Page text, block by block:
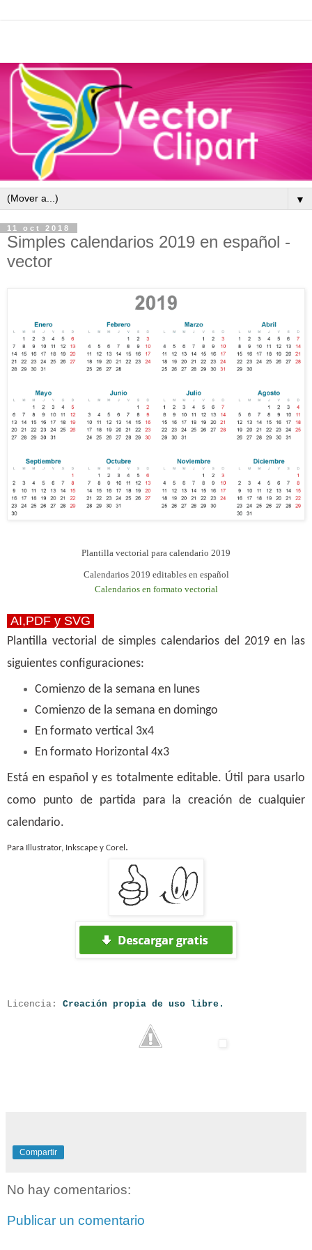
▼
11 oct 2018
Simples calendarios 2019 en español -
vector
Plantilla vectorial para calendario 2019
Calendarios 2019 editables en español
Calendarios en formato vectorial
AI,PDF y SVG
Plantilla vectorial de simples calendarios del 2019 en las
siguientes configuraciones:
Comienzo de la semana en lunes
Comienzo de la semana en domingo
En formato vertical 3x4
En formato Horizontal 4x3
Está en español y es totalmente editable. Útil para usarlo
como punto de partida para la creación de cualquier
calendario.
Para Illustrator, Inkscape y Corel .
Licencia: Creación propia de uso libre.
Compartir
No hay comentarios:
Publicar un comentario